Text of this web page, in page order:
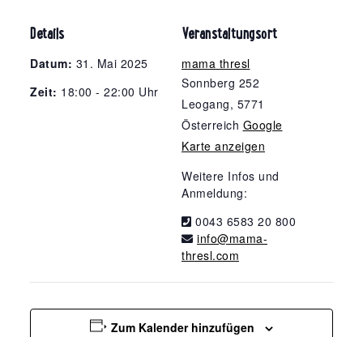
Details
Datum: 31. Mai 2025
Zeit: 18:00 - 22:00 Uhr
Veranstaltungsort
mama thresl
Sonnberg 252
Leogang, 5771
Österreich Google
Karte anzeigen
Weitere Infos und
Anmeldung:
0043 6583 20 800
info@mama-
thresl.com
Zum Kalender hinzufügen